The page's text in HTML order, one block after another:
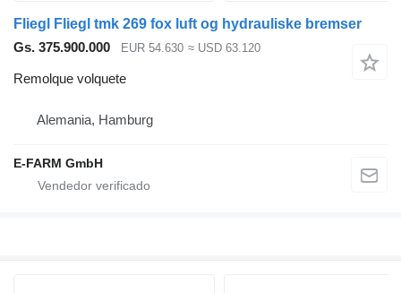
Fliegl Fliegl tmk 269 fox luft og hydrauliske bremser
Gs. 375.900.000
EUR 54.630 ≈ USD 63.120
Remolque volquete
Alemania, Hamburg
E-FARM GmbH